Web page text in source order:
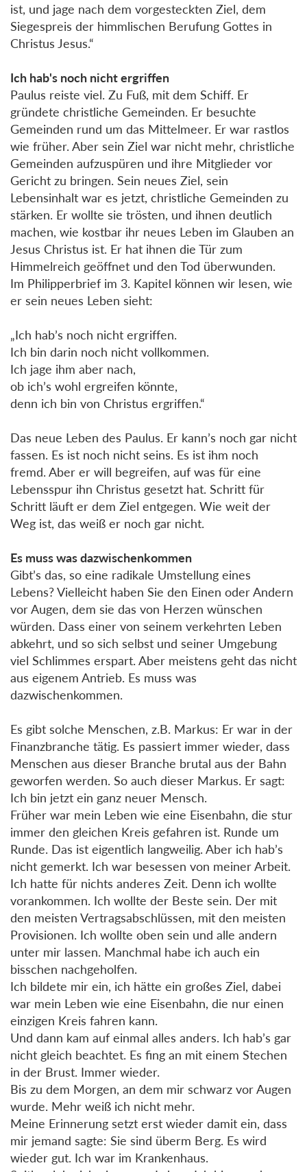
ist, und jage nach dem vorgesteckten Ziel, dem
Siegespreis der himmlischen Berufung Gottes in
Christus Jesus.“
Ich hab's noch nicht ergriffen
Paulus reiste viel. Zu Fuß, mit dem Schiff. Er
gründete christliche Gemeinden. Er besuchte
Gemeinden rund um das Mittelmeer. Er war rastlos
wie früher. Aber sein Ziel war nicht mehr, christliche
Gemeinden aufzuspüren und ihre Mitglieder vor
Gericht zu bringen. Sein neues Ziel, sein
Lebensinhalt war es jetzt, christliche Gemeinden zu
stärken. Er wollte sie trösten, und ihnen deutlich
machen, wie kostbar ihr neues Leben im Glauben an
Jesus Christus ist. Er hat ihnen die Tür zum
Himmelreich geöffnet und den Tod überwunden.
Im Philipperbrief im 3. Kapitel können wir lesen, wie
er sein neues Leben sieht:
„Ich hab’s noch nicht ergriffen.
Ich bin darin noch nicht vollkommen.
Ich jage ihm aber nach,
ob ich’s wohl ergreifen könnte,
denn ich bin von Christus ergriffen.“
Das neue Leben des Paulus. Er kann’s noch gar nicht
fassen. Es ist noch nicht seins. Es ist ihm noch
fremd. Aber er will begreifen, auf was für eine
Lebensspur ihn Christus gesetzt hat. Schritt für
Schritt läuft er dem Ziel entgegen. Wie weit der
Weg ist, das weiß er noch gar nicht.
Es muss was dazwischenkommen
Gibt’s das, so eine radikale Umstellung eines
Lebens? Vielleicht haben Sie den Einen oder Andern
vor Augen, dem sie das von Herzen wünschen
würden. Dass einer von seinem verkehrten Leben
abkehrt, und so sich selbst und seiner Umgebung
viel Schlimmes erspart. Aber meistens geht das nicht
aus eigenem Antrieb. Es muss was
dazwischenkommen.
Es gibt solche Menschen, z.B. Markus: Er war in der
Finanzbranche tätig. Es passiert immer wieder, dass
Menschen aus dieser Branche brutal aus der Bahn
geworfen werden. So auch dieser Markus. Er sagt:
Ich bin jetzt ein ganz neuer Mensch.
Früher war mein Leben wie eine Eisenbahn, die stur
immer den gleichen Kreis gefahren ist. Runde um
Runde. Das ist eigentlich langweilig. Aber ich hab’s
nicht gemerkt. Ich war besessen von meiner Arbeit.
Ich hatte für nichts anderes Zeit. Denn ich wollte
vorankommen. Ich wollte der Beste sein. Der mit
den meisten Vertragsabschlüssen, mit den meisten
Provisionen. Ich wollte oben sein und alle andern
unter mir lassen. Manchmal habe ich auch ein
bisschen nachgeholfen.
Ich bildete mir ein, ich hätte ein großes Ziel, dabei
war mein Leben wie eine Eisenbahn, die nur einen
einzigen Kreis fahren kann.
Und dann kam auf einmal alles anders. Ich hab’s gar
nicht gleich beachtet. Es fing an mit einem Stechen
in der Brust. Immer wieder.
Bis zu dem Morgen, an dem mir schwarz vor Augen
wurde. Mehr weiß ich nicht mehr.
Meine Erinnerung setzt erst wieder damit ein, dass
mir jemand sagte: Sie sind überm Berg. Es wird
wieder gut. Ich war im Krankenhaus.